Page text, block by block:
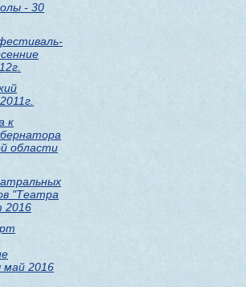
- 30
к
области
"Театра
2016
2016